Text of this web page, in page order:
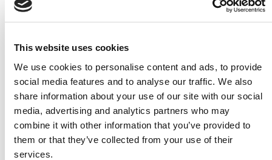
This website uses cookies
We use cookies to personalise content and ads, to provide
social media features and to analyse our traffic. We also
share information about your use of our site with our social
media, advertising and analytics partners who may
combine it with other information that you’ve provided to
them or that they’ve collected from your use of their
services.
Sind Sie ein BC-Partner oder ein BC-Anwender?
Ich bin ein Business Central/NAV-Anwender
Partners
Mit Ihrer Anmeldung stimmen Sie zu, Marketing-E-
Mails von Continia Software zu erhalten. Sie können
sich jederzeit abmelden. Zudem stimmen Sie der
Datenschutzerklärungvon Continia zu, in der
festgelegt ist, dass wir Ihre Kontaktinformationen an
Ihren Microsoft-Partner weitergeben dürfen, damit
dieser Sie bezüglich dieses Produkts und
verwandter Produkte kontaktieren kann.